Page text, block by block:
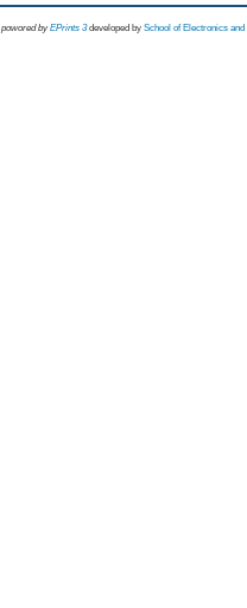
powored byEPrints 3 developed by School of Electronics